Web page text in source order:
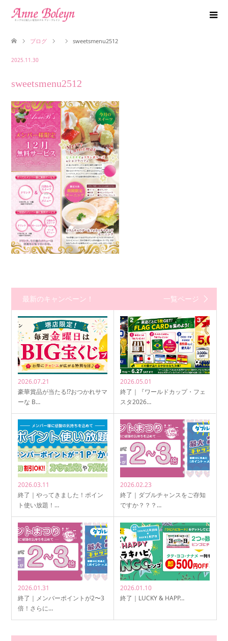
ブログ sweetsmenu2512
2025.11.30
sweetsmenu2512
最新のキャンペーン！ 一覧ページ
2026.07.21
豪華賞品が当たる!?おつかれサマ
ーな B…
2026.05.01
終了｜『ワールドカップ・フェ
スタ2026…
2026.03.11
終了｜やってきました！ポイン
ト使い放題！…
2026.02.23
終了｜ダブルチャンスをご存知
ですか？？？…
2026.01.31
終了｜メンバーポイントが2〜3
倍！さらに…
2026.01.10
終了｜LUCKY & HAPP…